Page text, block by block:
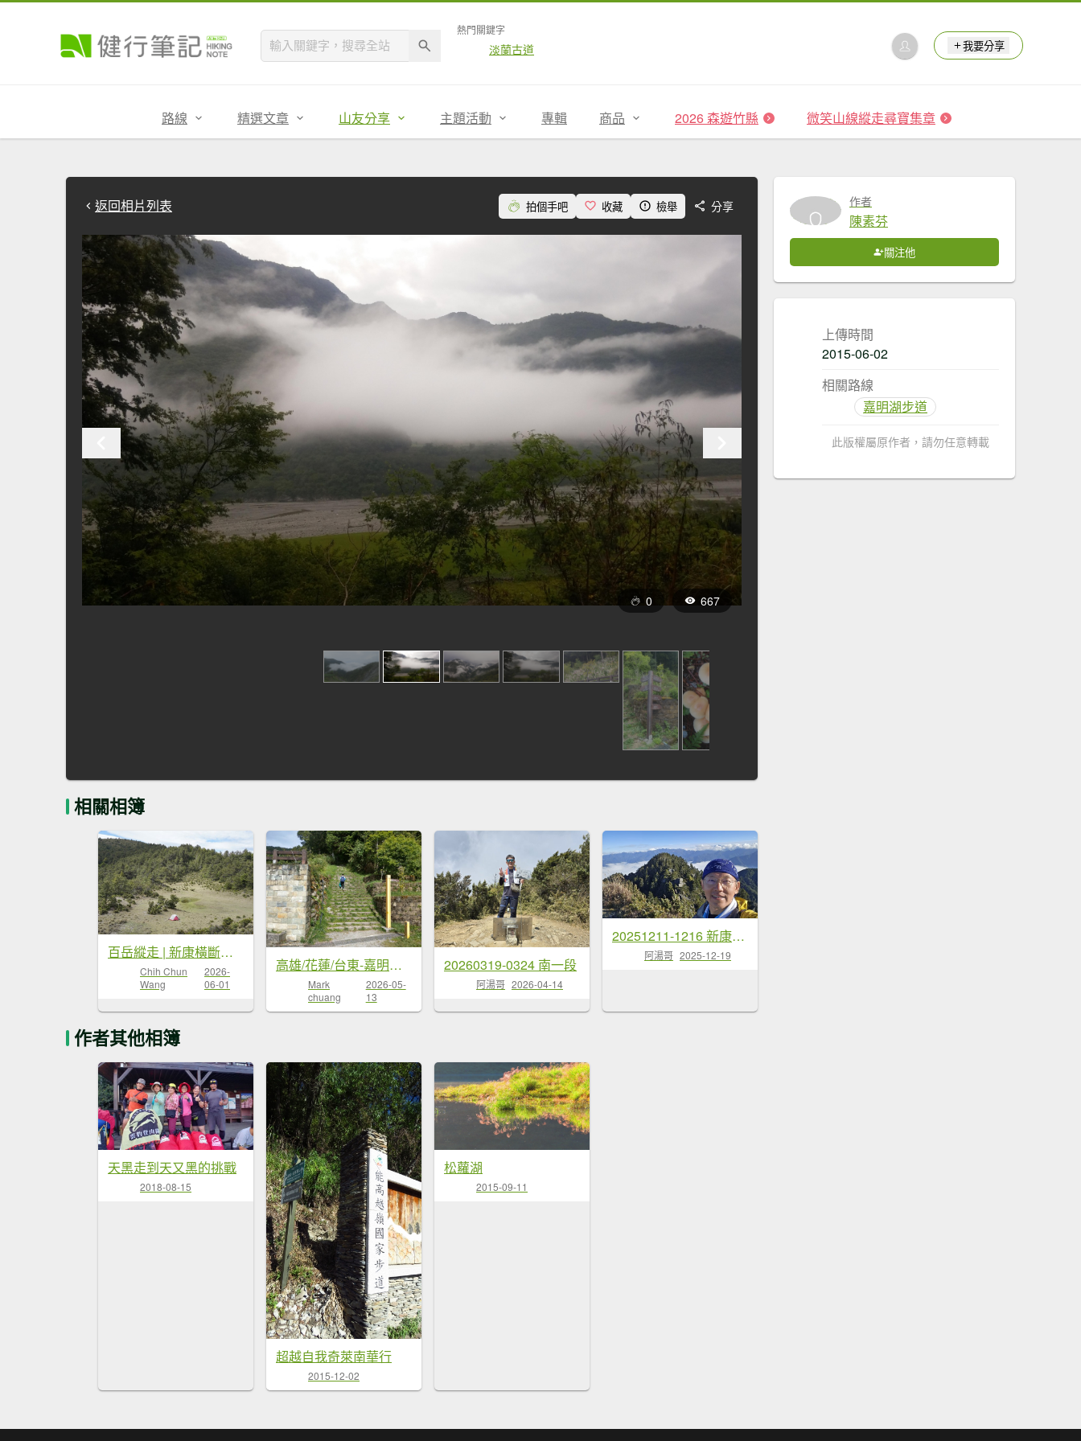
熱門關鍵字
淡蘭古道 我要分享
路線 精選文章 山友分享 主題活動 專輯 商品 2026 森遊竹縣 微笑山線縱走尋寶集章
返回相片列表 拍個手吧 收藏 檢舉 分享
0 667
相關相簿
百岳縱走 | 新康橫斷出瓦拉米
Chih Chun
Wang
2026-
06-01
高雄/花蓮/台東-嘉明湖-向陽山-三叉山
Mark
chuang
2026-05-
13
20260319-0324 南一段
阿湯哥 2026-04-14
20251211-1216 新康橫斷+嘉明湖
阿湯哥 2025-12-19
作者其他相簿
天黑走到天又黑的挑戰
2018-08-15
超越自我奇萊南華行
2015-12-02
松蘿湖
2015-09-11
作者
陳素芬
關注他
上傳時間
2015-06-02
相關路線
嘉明湖步道
此版權屬原作者，請勿任意轉載